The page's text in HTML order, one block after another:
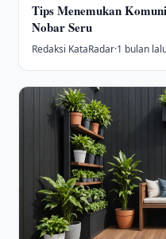
Tips Menemukan
Nobar Seru
Redaksi KataRadar·1 bulan